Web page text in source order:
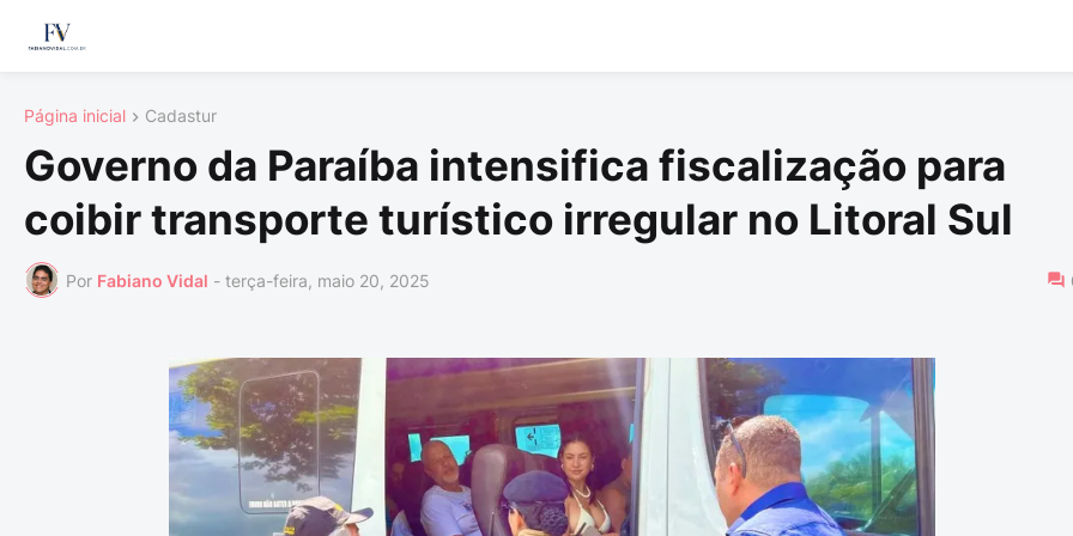
Página inicial Cadastur
Governo da Paraíba intensifica fiscalização para
coibir transporte turístico irregular no Litoral Sul
Por Fabiano Vidal - terça-feira, maio 20, 2025